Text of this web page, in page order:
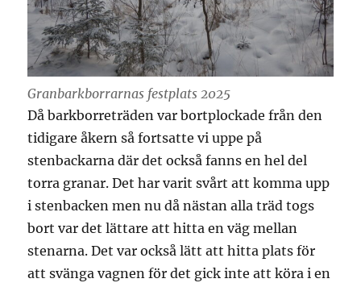
Granbarkborrarnas festplats 2025
Då barkborreträden var bortplockade från den
tidigare åkern så fortsatte vi uppe på
stenbackarna där det också fanns en hel del
torra granar. Det har varit svårt att komma upp
i stenbacken men nu då nästan alla träd togs
bort var det lättare att hitta en väg mellan
stenarna. Det var också lätt att hitta plats för
att svänga vagnen för det gick inte att köra i en